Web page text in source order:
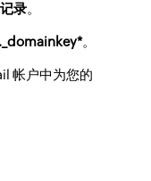
录。
*。
帐户中为您的